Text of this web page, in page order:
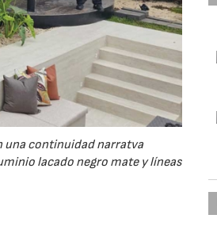
una continuidad narratva
lacado negro mate y líneas